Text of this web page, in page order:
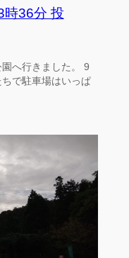
時36分 投
へ行きました。 9
で駐車場はいっぱ